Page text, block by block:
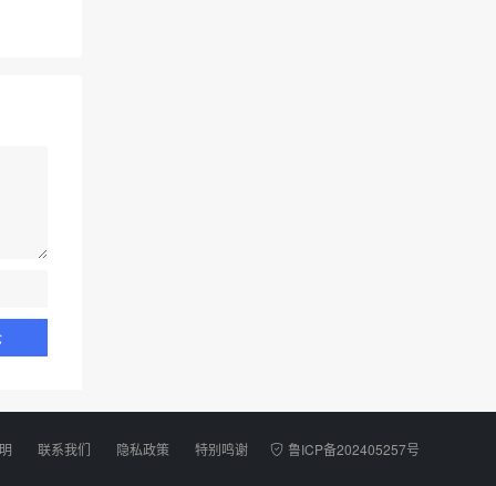
联系我们 隐私政策 特别鸣谢 鲁ICP备202405257号